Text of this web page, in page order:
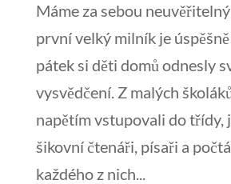
Máme za sebou
první velký milník je
pátek si děti domů odnesly
vysvědčení. Z malých
napětím vstupovali do třídy,
šikovní čtenáři, písaři a
každého z nich...